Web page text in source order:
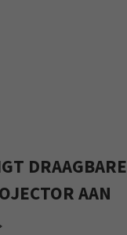
DRAAGBARE
AAN